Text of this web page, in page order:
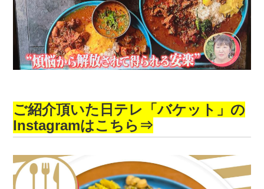
ご紹介頂いた日テレ「バケット」の
Instagramはこちら⇒